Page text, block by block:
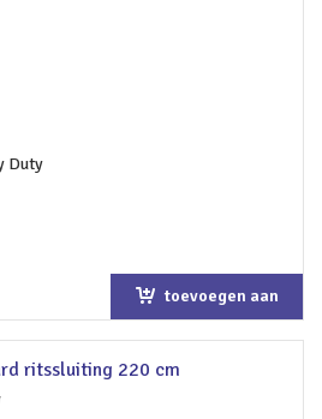
toevoegen aan
winkelwagen
ritssluiting 220 cm